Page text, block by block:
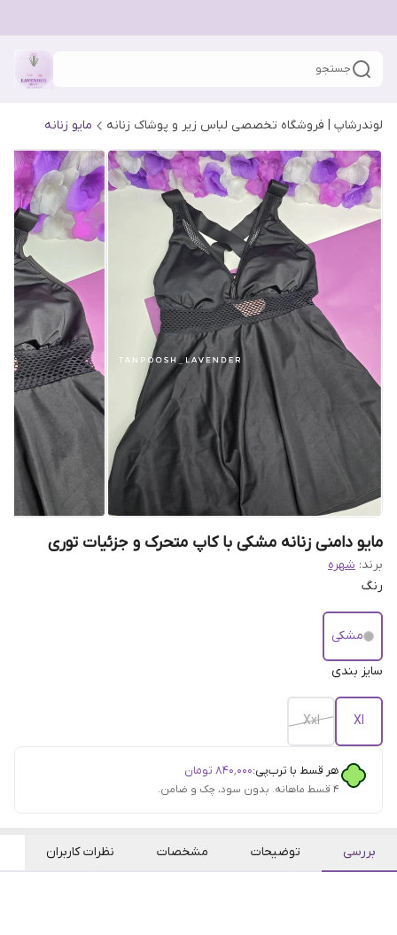
جستجو
لوندرشاپ | فروشگاه تخصصی لباس زیر و پوشاک زنانه مایو زنانه
مایو دامنی زنانه مشکی با کاپ متحرک و جزئیات توری
برند: شهره
رنگ
مشکی
سایز بندی
Xl
Xxl
هر قسط با ترب‌پی:۸۴۰٬۰۰۰ تومان
۴ قسط ماهانه. بدون سود، چک و ضامن.
بررسی توضیحات مشخصات نظرات کاربران